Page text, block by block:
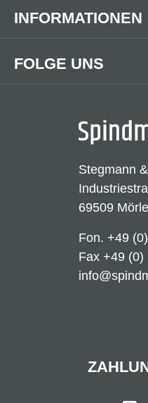
Stegmann
69509
Fon. +49
Fax +49 (0)
FOLGE UNS
INFORMATIONEN